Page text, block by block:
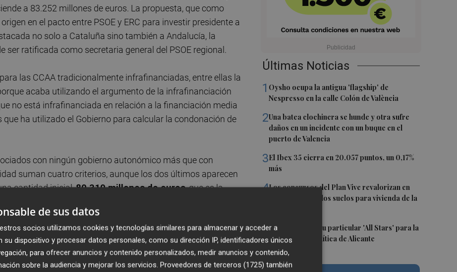
Últimas Noticias
1 Oysho ocupa la antigua 'flagship' de
Nespresso en la calle Colón de València
2Una batea clochinera se hunde y otra sufre
daños en un incidente con un buque en el
puerto de Valencia
3El Ibex 35 cierra en 20.057 puntos, un 0,17%
más
4Los concursos del Plan Vive revalorizan en
casi 12 millones los suelos para vivienda de la
5El PSPV ultima su particular 'All Stars' para la
Conferencia Política de Alicante
a 83.252 millones de euros. La propuesta, que como
en el pacto entre PSOE y ERC para investir presidente a
no solo a Cataluña sino también a Andalucía, la
ratificada como secretaria general del PSOE regional.
las CCAA tradicionalmente infrafinanciadas, entre ellas la
acaba utilizando el argumento de la infrafinanciación
no está infrafinanciada en relación a la financiación media
que ha utilizado el Gobierno para calcular la condonación de
con ningún gobierno autonómico más que con
suman cuatro criterios, aunque los dos últimos aparecen
cantidad inicial,80.310 millones de euros, que es la
incurrieron las CCAA durante la crisis entre 2009
Rajoy, según Montero. El objetivo de esta medida, según
aquel sobreesfuerzo. Nada que ver, por tanto, con la
la parte de la deuda deirvada de la infrafinanciación
de sus datos
socios utilizamos cookies y tecnologías similares para almacenar y acceder a
su dispositivo y procesar datos personales, como su dirección IP, identificadores únicos
para ofrecer anuncios y contenido personalizados, medir anuncios y contenido,
sobre la audiencia y mejorar los servicios. Proveedores de terceros (1725) también